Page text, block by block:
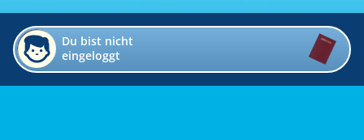
Du bist nicht
eingeloggt